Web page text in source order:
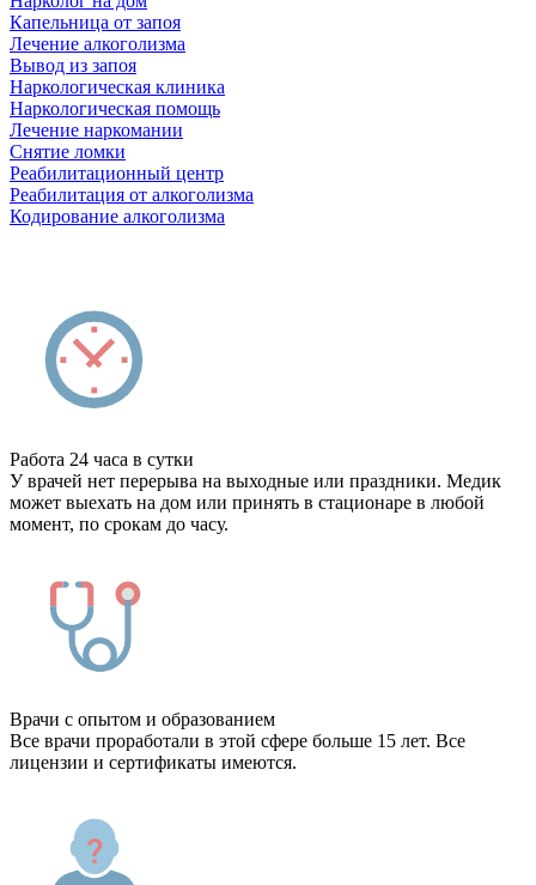
Капельница от запоя
Лечение алкоголизма
Вывод из запоя
Наркологическая клиника
Наркологическая помощь
Лечение наркомании
Снятие ломки
Реабилитационный центр
Реабилитация от алкоголизма
Кодирование алкоголизма
Работа 24 часа в сутки
У врачей нет перерыва на выходные или праздники. Медик
может выехать на дом или принять в стационаре в любой
момент, по срокам до часу.
Врачи с опытом и образованием
Все врачи проработали в этой сфере больше 15 лет. Все
лицензии и сертификаты имеются.